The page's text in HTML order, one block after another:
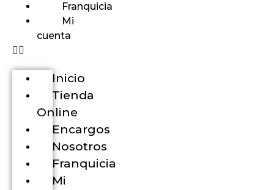
Franquicia
Mi
cuenta
Inicio
Tienda
Online
Encargos
Nosotros
Franquicia
Mi